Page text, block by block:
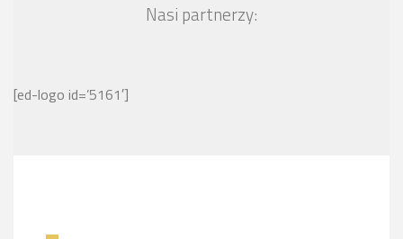
Nasi partnerzy:
[ed-logo id=’5161′]